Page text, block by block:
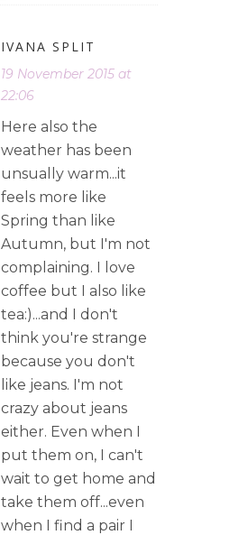
IVANA SPLIT
19 November 2015 at
22:06
Here also the
weather has been
unsually warm...it
feels more like
Spring than like
Autumn, but I'm not
complaining. I love
coffee but I also like
tea:)...and I don't
think you're strange
because you don't
like jeans. I'm not
crazy about jeans
either. Even when I
put them on, I can't
wait to get home and
take them off...even
when I find a pair I